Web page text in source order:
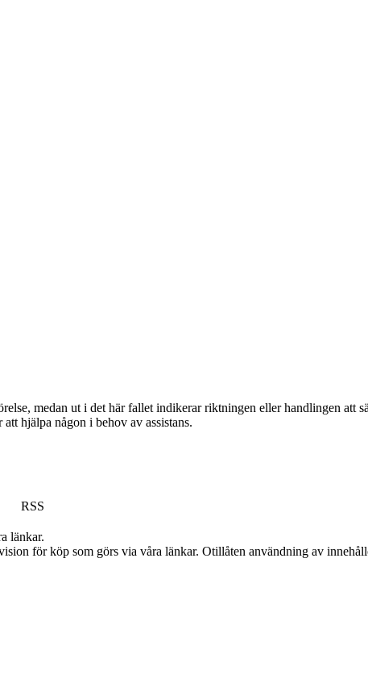
medan ut i det här fallet indikerar riktningen eller handlingen att
hjälpa någon i behov av assistans.
RSS
länkar.
för köp som görs via våra länkar. Otillåten användning av